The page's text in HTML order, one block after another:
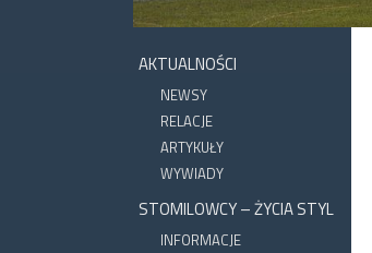
AKTUALNOŚCI
NEWSY
RELACJE
ARTYKUŁY
WYWIADY
STOMILOWCY – ŻYCIA STYL
INFORMACJE